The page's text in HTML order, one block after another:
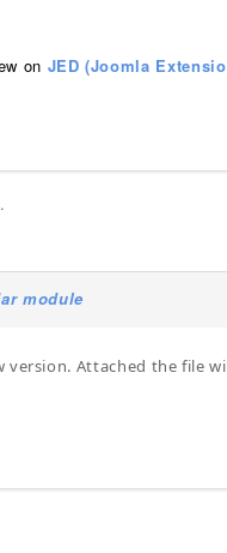
on JED (Joomla
module
Attached the file